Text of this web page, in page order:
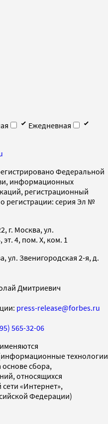
Ежедневная
Федеральной
информационных
регистрационный
регистрации: серия Эл №
г. Москва, ул.
4, пом. X, ком. 1
ул. Звенигородская 2-я, д.
Дмитриевич
press-release@forbes.ru
565-32-06
технологии
сбора,
относящихся
«Интернет»,
Федерации)